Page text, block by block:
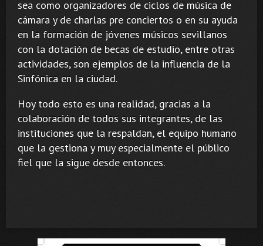
sea como organizadores de ciclos de música de
cámara y de charlas pre conciertos o en su ayuda
en la formación de jóvenes músicos sevillanos
con la dotación de becas de estudio, entre otras
actividades, son ejemplos de la influencia de la
Sinfónica en la ciudad.
Hoy todo esto es una realidad, gracias a la
colaboración de todos sus integrantes, de las
instituciones que la respaldan, el equipo humano
que la gestiona y muy especialmente el público
fiel que la sigue desde entonces.